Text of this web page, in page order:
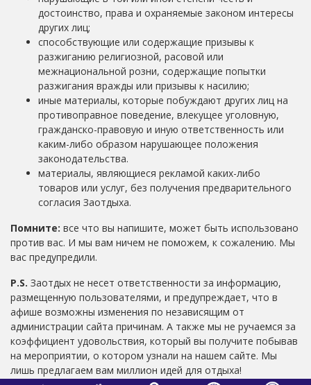
достоинство, права и охраняемые законом интересы
других лиц;
способствующие или содержащие призывы к
разжиганию религиозной, расовой или
межнациональной розни, содержащие попытки
разжигания вражды или призывы к насилию;
иные материалы, которые побуждают других лиц на
противоправное поведение, влекущее уголовную,
гражданско-правовую и иную ответственность или
каким-либо образом нарушающее положения
законодательства.
материалы, являющиеся рекламой каких-либо
товаров или услуг, без получения предварительного
согласия Заотдыха.
Помните: все что вы напишите, может быть использовано
против вас. И мы вам ничем не поможем, к сожалению. Мы
вас предупредили.
P.S. Заотдых не несет ответственности за информацию,
размещенную пользователями, и предупреждает, что в
афише возможны изменения по независящим от
администрации сайта причинам. А также мы не ручаемся за
коэффициент удовольствия, который вы получите побывав
на мероприятии, о котором узнали на нашем сайте. Мы
лишь предлагаем вам миллион идей для отдыха!